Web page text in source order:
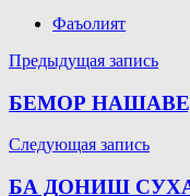
Фаъолият
Навигация
по
Предыдущая запись
БЕМОР
Следующая запись
БА ДОНИШ